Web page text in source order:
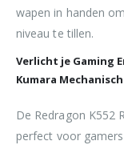
wapen in handen
niveau te tillen.
Verlicht je Gaming
Kumara
De Redragon K552
perfect voor